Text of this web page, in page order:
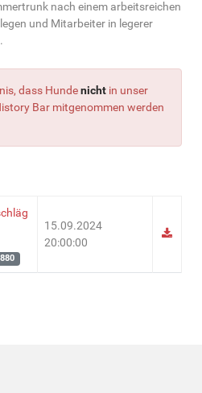
nach einem arbeitsreichen
und Mitarbeiter in legerer
dass Hundenicht in unser
Bar mitgenommen werden
15.09.2024
20:00:00